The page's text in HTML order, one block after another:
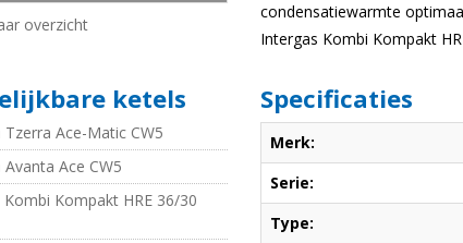
overzicht
condensatiewarmte
Intergas Kombi Kompakt
ketels
Tzerra Ace-Matic CW5
Avanta Ace CW5
Kompakt HRE 36/30
Specificaties
Merk:
Serie:
Type: